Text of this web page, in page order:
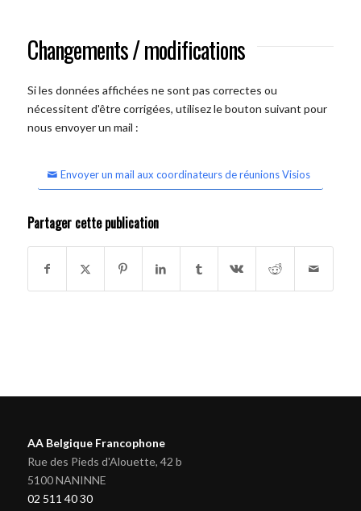
Changements / modifications
Si les données affichées ne sont pas correctes ou
nécessitent d'être corrigées, utilisez le bouton suivant pour
nous envoyer un mail :
Envoyer un mail aux coordinateurs de réunions Visios
Partager cette publication
AA Belgique Francophone
Rue des Pieds d'Alouette, 42 b
5100 NANINNE
02 511 40 30